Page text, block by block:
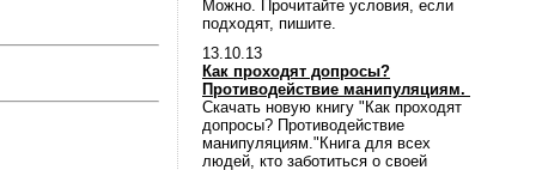
Можно. Прочитайте условия, если
подходят, пишите.
13.10.13
Как проходят допросы?
Противодействие манипуляциям.
Скачать новую книгу "Как проходят
допросы? Противодействие
манипуляциям."Книга для всех
людей, кто заботиться о своей